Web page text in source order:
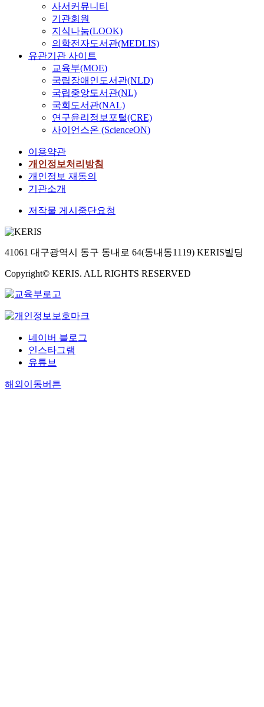
사서커뮤니티
기관회원
지식나눔(LOOK)
의학전자도서관(MEDLIS)
유관기관 사이트
교육부(MOE)
국립장애인도서관(NLD)
국립중앙도서관(NL)
국회도서관(NAL)
연구윤리정보포털(CRE)
사이언스온 (ScienceON)
이용약관
개인정보처리방침
개인정보 재동의
기관소개
저작물 게시중단요청
41061 대구광역시 동구 동내로 64(동내동1119) KERIS빌딩
Copyright© KERIS. ALL RIGHTS RESERVED
네이버 블로그
인스타그램
유튜브
해외이동버튼